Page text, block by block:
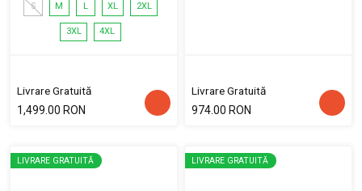
S M L XL 2XL
3XL 4XL
Livrare Gratuită
1,499.00 RON
Livrare Gratuită
974.00 RON
LIVRARE GRATUITĂ LIVRARE GRATUITĂ